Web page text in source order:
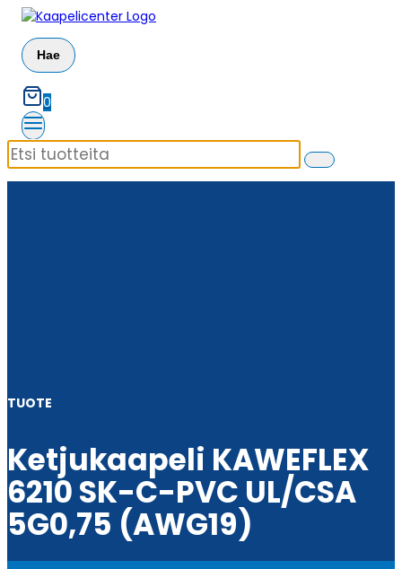
Siirry
sisältöön
Hae
0
TUOTE
Ketjukaapeli KAWEFLEX
6210 SK-C-PVC UL/CSA
5G0,75 (AWG19)